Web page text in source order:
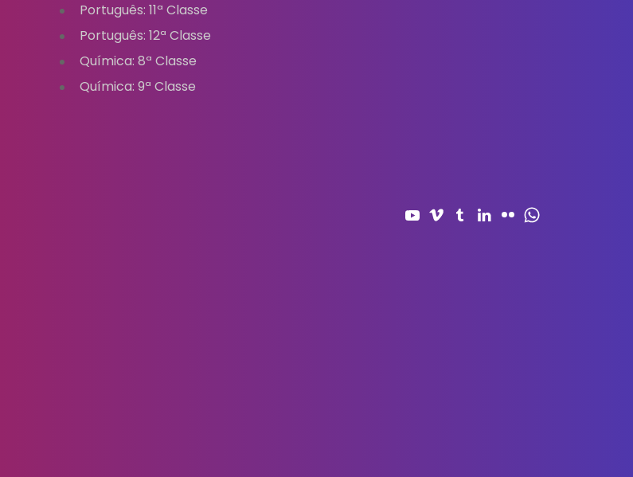
Português: 11ª Classe
Português: 12ª Classe
Química: 8ª Classe
Química: 9ª Classe